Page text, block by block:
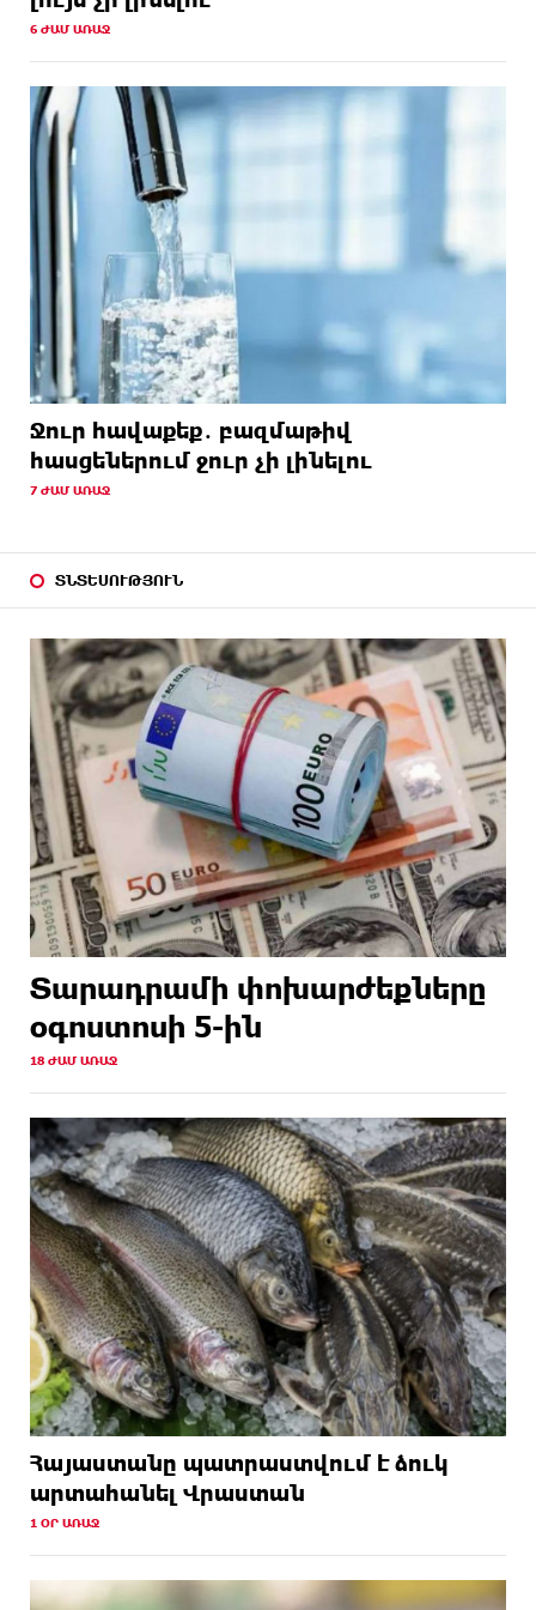
6 ԺԱՄ ԱՌԱՋ
Ջուր հավաքեք․ բազմաթիվ
հասցեներում ջուր չի լինելու
7 ԺԱՄ ԱՌԱՋ
ՏՆՏԵՍՈՒԹՅՈՒՆ
Տարադրամի փոխարժեքները
օգոստոսի 5-ին
18 ԺԱՄ ԱՌԱՋ
Հայաստանը պատրաստվում է ձուկ
արտահանել Վրաստան
1 ՕՐ ԱՌԱՋ